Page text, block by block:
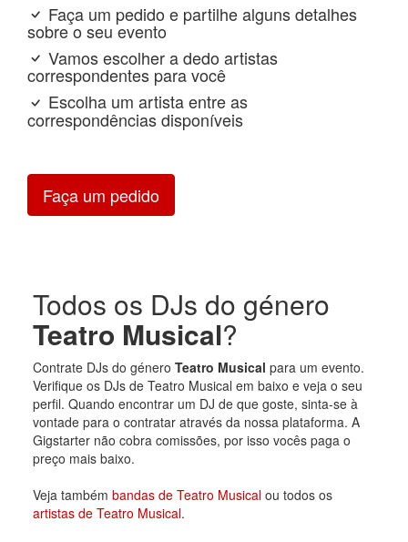
Faça um pedido e partilhe alguns detalhes
sobre o seu evento
Vamos escolher a dedo artistas
correspondentes para você
Escolha um artista entre as
correspondências disponíveis
Faça um pedido
Todos os DJs do género
Teatro Musical?
Contrate DJs do género Teatro Musical para um evento.
Verifique os DJs de Teatro Musical em baixo e veja o seu
perfil. Quando encontrar um DJ de que goste, sinta-se à
vontade para o contratar através da nossa plataforma. A
Gigstarter não cobra comissões, por isso vocês paga o
preço mais baixo.
Veja também bandas de Teatro Musicalou todos os
artistas de Teatro Musical.